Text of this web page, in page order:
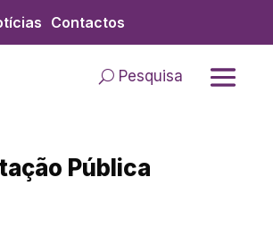
Contactos
Pesquisa
Pública